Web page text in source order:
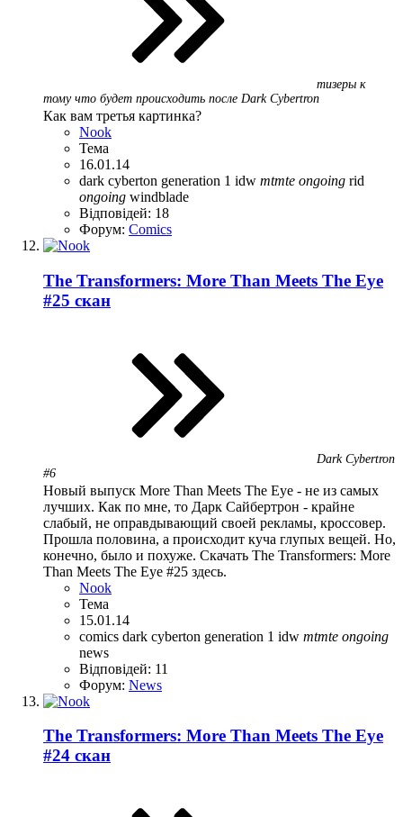
тизеры к
тому что будет происходить после Dark Cybertron
Как вам третья картинка?
Nook
Тема
16.01.14
dark cyberton generation 1 idw mtmte ongoing rid
ongoing windblade
Відповідей: 18
Форум: Comics
The Transformers: More Than Meets The Eye
#25 скан
Dark Cybertron
#6
Новый выпуск More Than Meets The Eye - не из самых
лучших. Как по мне, то Дарк Сайбертрон - крайне
слабый, не оправдывающий своей рекламы, кроссовер.
Прошла половина, а происходит куча глупых вещей. Но,
конечно, было и похуже. Скачать The Transformers: More
Than Meets The Eye #25 здесь.
Nook
Тема
15.01.14
comics dark cyberton generation 1 idw mtmte ongoing
news
Відповідей: 11
Форум: News
The Transformers: More Than Meets The Eye
#24 скан